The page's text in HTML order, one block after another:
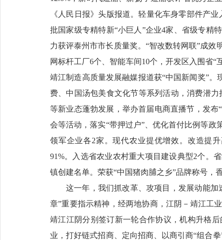
《人民日报》头版报道。轻量化车身零部件产
批国家级专精特新“小巨人”企业4家、省级专精
力获评泰州市市长质量奖。“智改数转网联”成
网标杆工厂6个、智能车间10个，开发区入围省
靖江制造高质量发展融媒报道获“中国新闻奖”
费、中国汤包美食文化节等系列活动，消费潜
等新业态蓬勃发展，举办首届电商直播节，发
会等活动，落实“带押过户”、优化首付比例等
领军企业各2家。现代农业提优增效。改造提
91%。入选省农业农村重大项目建设典型2个。
镇创建名单。荣获“中国猪肉脯之乡”品牌称号，
这一年，我们抓改革、攻项目，发展动能
章”重要指示精神，经两地协商，江阴－靖江工
靖江江阴分别签订新一轮合作协议，机构升格
业，打好链式招商、定向招商、以商引商“组合